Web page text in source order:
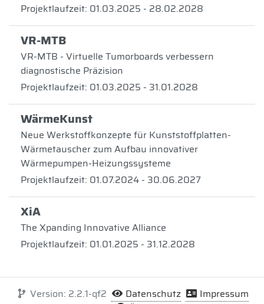
Projektlaufzeit: 01.03.2025 - 28.02.2028
VR-MTB
VR-MTB - Virtuelle Tumorboards verbessern
diagnostische Präzision
Projektlaufzeit: 01.03.2025 - 31.01.2028
WärmeKunst
Neue Werkstoffkonzepte für Kunststoffplatten-
Wärmetauscher zum Aufbau innovativer
Wärmepumpen-Heizungssysteme
Projektlaufzeit: 01.07.2024 - 30.06.2027
XiA
The Xpanding Innovative Alliance
Projektlaufzeit: 01.01.2025 - 31.12.2028
Version: 2.2.1-qf2 Datenschutz
Impressum